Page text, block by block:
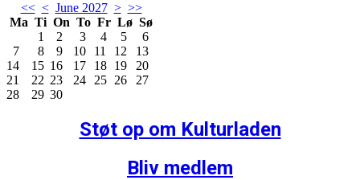
<< < June 2027 > >>
Ma Ti On To Fr Lø Sø
1
2 3 4 5
6
7
8 9 10 11 12
13
14
15 16 17 18 19
20
21
22 23 24 25 26
27
28
29 30
Støt op om Kulturladen
Bliv medlem